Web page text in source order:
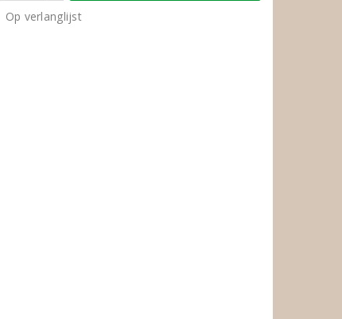
Op verlanglijst